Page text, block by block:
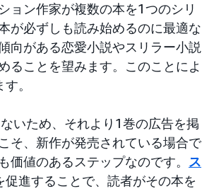
ョン作家が複数の本を1つのシリ
が必ずしも読み始めるのに最適な
向がある恋愛小説やスリラー小説
ることを望みます。このことによ
。
いため、それより1巻の広告を掲
そ、新作が発売されている場合で
値のあるステップなのです。 ス
進することで、読者がその本を